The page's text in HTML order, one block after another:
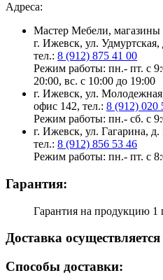
Адреса:
Мастер Мебели,
г. Ижевск, ул.
тел.: 8 (912) 875 41 00
Режим работы: пн.- пт. с
20:00, вс. с 10:00 до 19:00
г. Ижевск, ул.
офис 142, тел.: 8 (912) 020
Режим работы: пн.- сб. с
г. Ижевск, ул. Гагарина,
тел.: 8 (912) 856 53 46
Режим работы: пн.- пт. с
Гарантия:
Гарантия на продукцию 1
Доставка
Cпособы доставки: